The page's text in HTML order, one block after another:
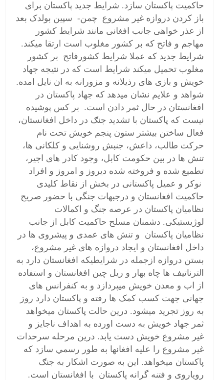
حاكميت پاکستان سازد. شرايط جديد پاکستان برای
باز کردن دروازه غير مشروع چمن- سپین بولدک بعد
از عذر خواهی جانب افغانی مانند شرايط كشور
مهاجم و فاتح كه بر كشور مغلوب است ارتقا ميكند.
شرايط جديد كه عملا شرايط کشورفاتح بر کشور
مغلوب تحميل ميكند شرايط است كه در نتيجه جهاد
خويش و بازی ھای رذيلانه و مزورانه به ان نايل امده.
شواهد و علایم نشان میدهد که جهاد پاکستان در
افغانستان در حال ثمر دادن است. بر كس پوشیده
نيست كه پاکستان با تشديد جنګ در داخل افغانستان،
فعال ساختن بيشتر ستون پنجم خويش تحت نام
حركت طالب، داعش، جنبش روشنایی و کلکانی ھا،
تنش ھا در بین حكومت كابل، وجود كادر های اجیر،
تطمیع شده و فروخته شده ديروز و امروز و افراد
نوكر و عمیل پاکستانی در بخش از نقاط کلیدی
حاكميت افغانستان و درجبهات جنگی با حضور صريح
نظاميان پاکستان در عرصه جنگ و اکمالات
لوژيستیکی. دشمنان مسلح حاکمیت کابل از جانب
نظامیان پاکستان و تنش های عمدی و پیشروی ھا در
داخل افغانستان و ایجاد دروازه های غیر مشروع،
بستن دروازه ازجمله در شرایطيكه افغانستان دارد به
الترناتيف ها چاه بهار و ریل چین افغانستان و استفاده
از اب و معدن خویش میپردازد و به کنفرانس های
جهانی جهت کسب کمک ها رفته و پاکستان دارد روز
به روز تجرید میشود. درین حالت پاکستان میخواهد
ثمر جهاد خويش به دست اورده به اهداف ناجايز و
غير مشروع خويش دست يابد. درين مرحله سرحدات
غير مشروع را عليه افغانها به طور رسمي سازد كه
پاکستان میخواهد. اين به صورت اشكار به جنګ
روياروی و فتنه گرانه پاکستان با افغانستان است.